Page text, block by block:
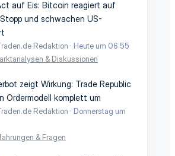
auf Eis: Bitcoin reagiert auf
und schwachen US-
Redaktion
Heute um 06:55
& Diskussionen
zeigt Wirkung: Trade Republic
Ordermodell komplett um
Redaktion
Donnerstag um
& Fragen